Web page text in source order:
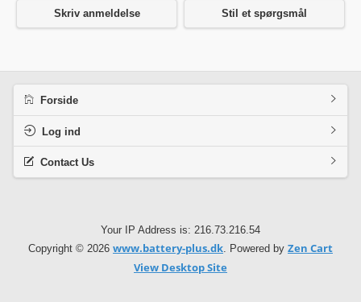
Skriv anmeldelse Stil et spørgsmål
Forside
Log ind
Contact Us
Your IP Address is: 216.73.216.54
Copyright © 2026 www.battery-plus.dk. Powered by Zen Cart
View Desktop Site